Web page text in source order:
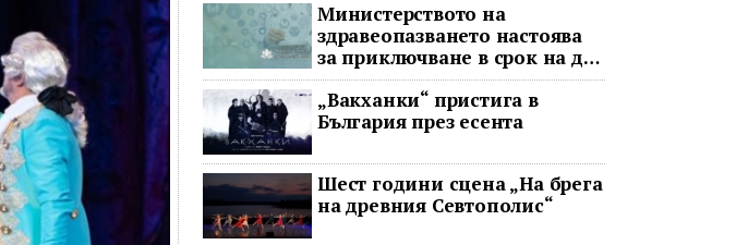
Министерството на
здравеопазването настоява
за приключване в срок на два
ключови строителни проекта
„Вакханки“ пристига в
България през есента
Шест години сцена „На брега
на древния Севтополис“